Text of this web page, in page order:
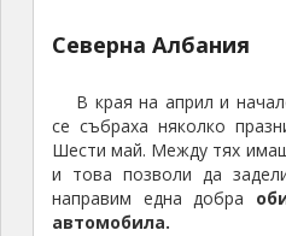
Северна Албания
В края на април и
се събраха няколко
Шести май. Между тях
и това позволи да
направим една добра
автомобила.